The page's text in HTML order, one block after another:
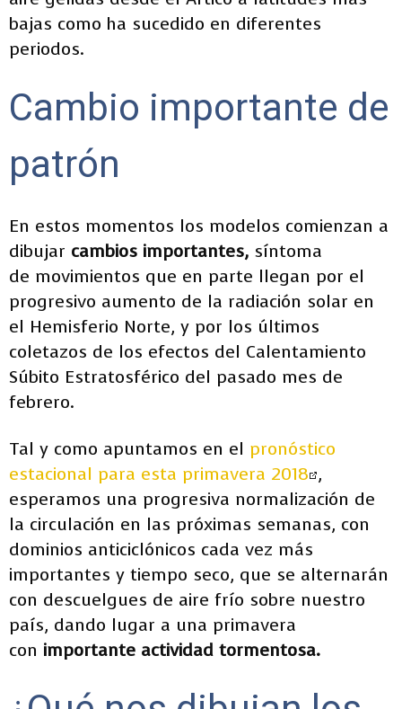
bajas como ha sucedido en diferentes
periodos.
Cambio importante de
patrón
En estos momentos los modelos comienzan a
dibujar cambios importantes, síntoma
de movimientos que en parte llegan por el
progresivo aumento de la radiación solar en
el Hemisferio Norte, y por los últimos
coletazos de los efectos del Calentamiento
Súbito Estratosférico del pasado mes de
febrero.
Tal y como apuntamos en el pronóstico
estacional para esta primavera 2018 ,
esperamos una progresiva normalización de
la circulación en las próximas semanas, con
dominios anticiclónicos cada vez más
importantes y tiempo seco, que se alternarán
con descuelgues de aire frío sobre nuestro
país, dando lugar a una primavera
con importante actividad tormentosa.